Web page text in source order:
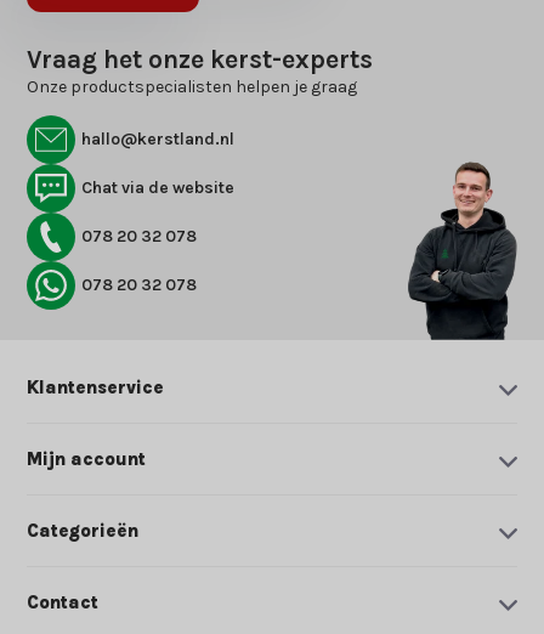
Vraag het onze kerst-experts
Onze productspecialisten helpen je graag
hallo@kerstland.nl
Chat via de website
078 20 32 078
078 20 32 078
Klantenservice
Mijn account
Categorieën
Contact